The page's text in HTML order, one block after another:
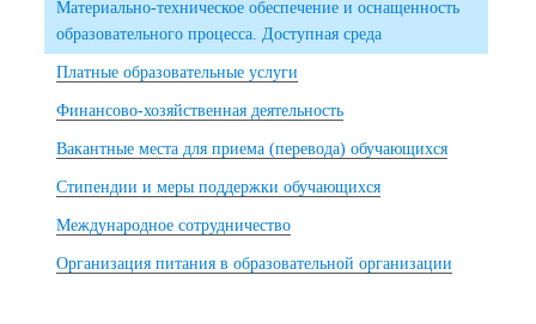
Материально-техническое обеспечение и оснащенность
образовательного процесса. Доступная среда
Платные образовательные услуги
Финансово-хозяйственная деятельность
Вакантные места для приема (перевода) обучающихся
Стипендии и меры поддержки обучающихся
Международное сотрудничество
Организация питания в образовательной организации